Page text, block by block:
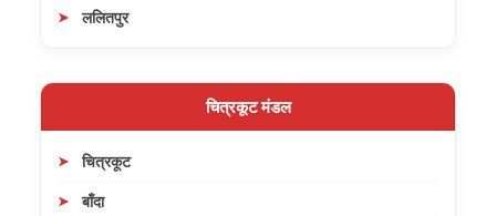
ललितपुर
चित्रकूट मंडल
चित्रकूट
बाँदा